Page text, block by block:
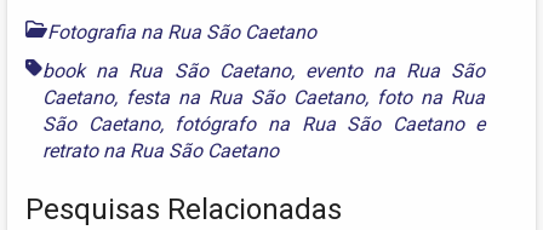
Fotografia na Rua São Caetano
book na Rua São Caetano, evento na Rua São
Caetano, festa na Rua São Caetano, foto na Rua
São Caetano, fotógrafo na Rua São Caetanoe
retrato na Rua São Caetano
Pesquisas Relacionadas